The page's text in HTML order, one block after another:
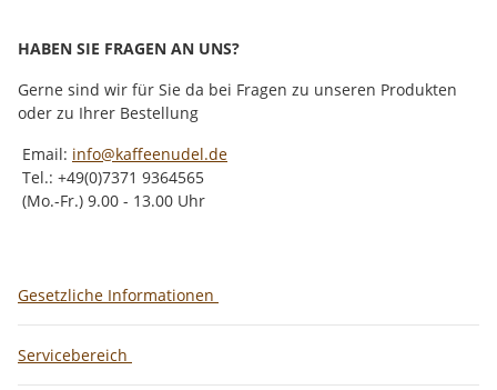
HABEN SIE FRAGEN AN UNS?
Gerne sind wir für Sie da bei Fragen zu unseren Produkten
oder zu Ihrer Bestellung
Email: info@kaffeenudel.de
Tel.: +49(0)7371 9364565
(Mo.-Fr.) 9.00 - 13.00 Uhr
Gesetzliche Informationen
Servicebereich